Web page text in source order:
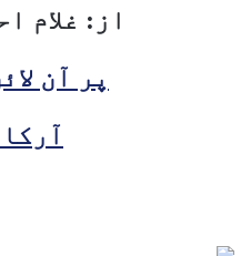
از: غلام
پر آن